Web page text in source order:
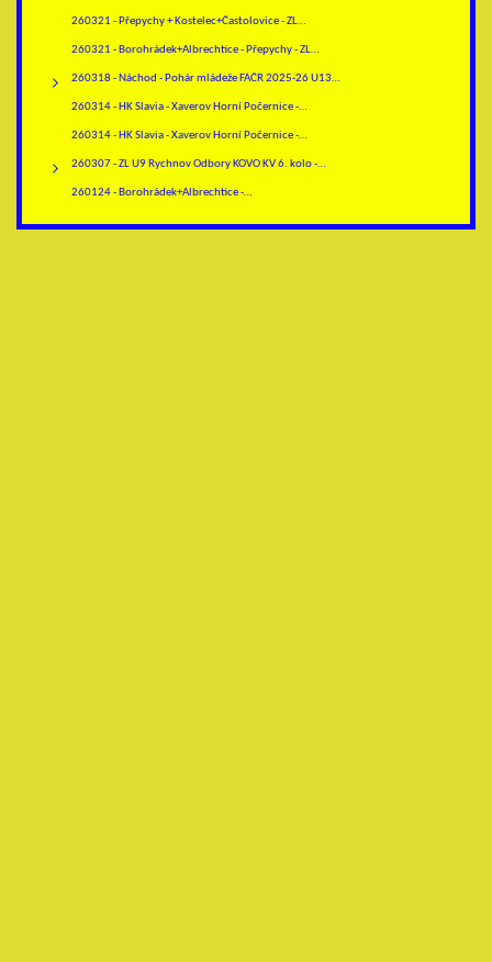
260321 - Přepychy + Kostelec+Častolovice - ZL…
260321 - Borohrádek+Albrechtice - Přepychy - ZL…
260318 - Náchod - Pohár mládeže FAČR 2025-26 U13…
260314 - HK Slavia - Xaverov Horní Počernice -…
260314 - HK Slavia - Xaverov Horní Počernice -…
260307 - ZL U9 Rychnov Odbory KOVO KV 6. kolo -…
260124 - Borohrádek+Albrechtice -…